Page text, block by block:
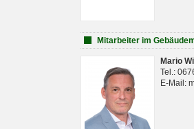
Mitarbeiter im
Mario
Tel.:
E-Mail: